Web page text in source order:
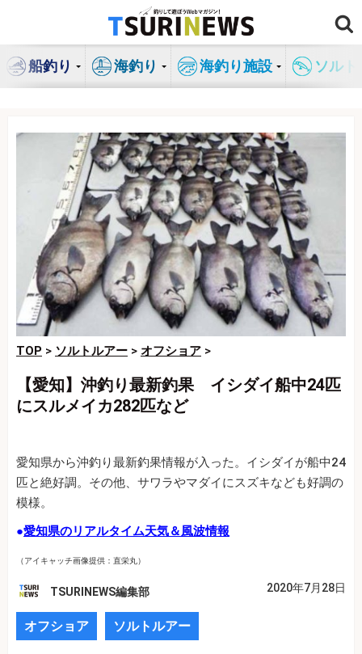
ン
船釣り 海釣り 海釣り施設 ソル
TOP > ソルトルアー > オフショア >
【愛知】沖釣り最新釣果 イシダイ船中24匹
にスルメイカ282匹など
愛知県から沖釣り最新釣果情報が入った。イシダイが船中24
匹と絶好調。その他、サワラやマダイにスズキなども好調の
模様。
●愛知県のリアルタイム天気＆風波情報
（アイキャッチ画像提供：直栄丸）
TSURINEWS編集部 2020年7月28日
オフショア ソルトルアー